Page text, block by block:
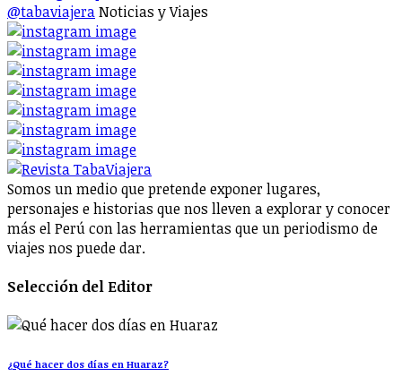
@tabaviajeraNoticias y Viajes
Somos un medio que pretende exponer lugares,
personajes e historias que nos lleven a explorar y conocer
más el Perú con las herramientas que un periodismo de
viajes nos puede dar.
Selección del Editor
¿Qué hacer dos días en Huaraz?